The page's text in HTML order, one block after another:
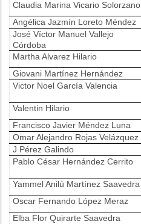
Claudia Marina Vicario Solorzano
Angélica Jazmín Loreto Méndez
José Víctor Manuel Vallejo
Córdoba
Martha Alvarez Hilario
Giovani Martínez Hernández
Victor Noel García Valencia
Valentin Hilario
Francisco Javier Méndez Luna
Omar Alejandro Rojas Velázquez
J Pérez Galindo
Pablo César Hernández Cerrito
Yammel Anilú Martínez Saavedra
Oscar Fernando López Meraz
Elba Flor Quirarte Saavedra